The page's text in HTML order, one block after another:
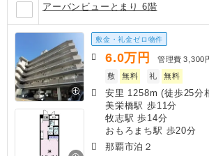
アーバンビューとまり 6階
敷金・礼金ゼロ物件
6.0万円 管理費 3,300
敷
無料 礼 無料
安里 1258m (徒歩25分
美栄橋駅 歩11分
牧志駅 歩14分
おもろまち駅 歩20分
那覇市泊２